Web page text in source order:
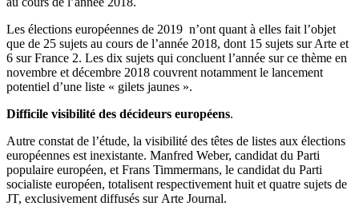
Les élections européennes de 2019 n’ont quant à elles fait l’objet
que de 25 sujets au cours de l’année 2018, dont 15 sujets sur Arte et
6 sur France 2. Les dix sujets qui concluent l’année sur ce thème en
novembre et décembre 2018 couvrent notamment le lancement
potentiel d’une liste « gilets jaunes ».
Difficile visibilité des décideurs européens.
Autre constat de l’étude, la visibilité des têtes de listes aux élections
européennes est inexistante. Manfred Weber, candidat du Parti
populaire européen, et Frans Timmermans, le candidat du Parti
socialiste européen, totalisent respectivement huit et quatre sujets de
JT, exclusivement diffusés sur Arte Journal.